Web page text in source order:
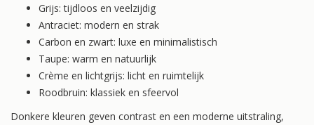
Grijs: tijdloos en veelzijdig
Antraciet: modern en strak
Carbon en zwart: luxe en minimalistisch
Taupe: warm en natuurlijk
Crème en lichtgrijs: licht en ruimtelijk
Roodbruin: klassiek en sfeervol
Donkere kleuren geven contrast en een moderne uitstraling,